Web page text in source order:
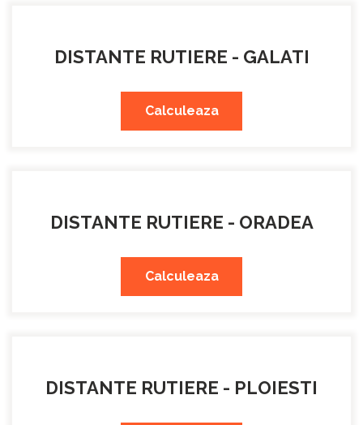
DISTANTE RUTIERE - GALATI
Calculeaza
DISTANTE RUTIERE - ORADEA
Calculeaza
DISTANTE RUTIERE - PLOIESTI